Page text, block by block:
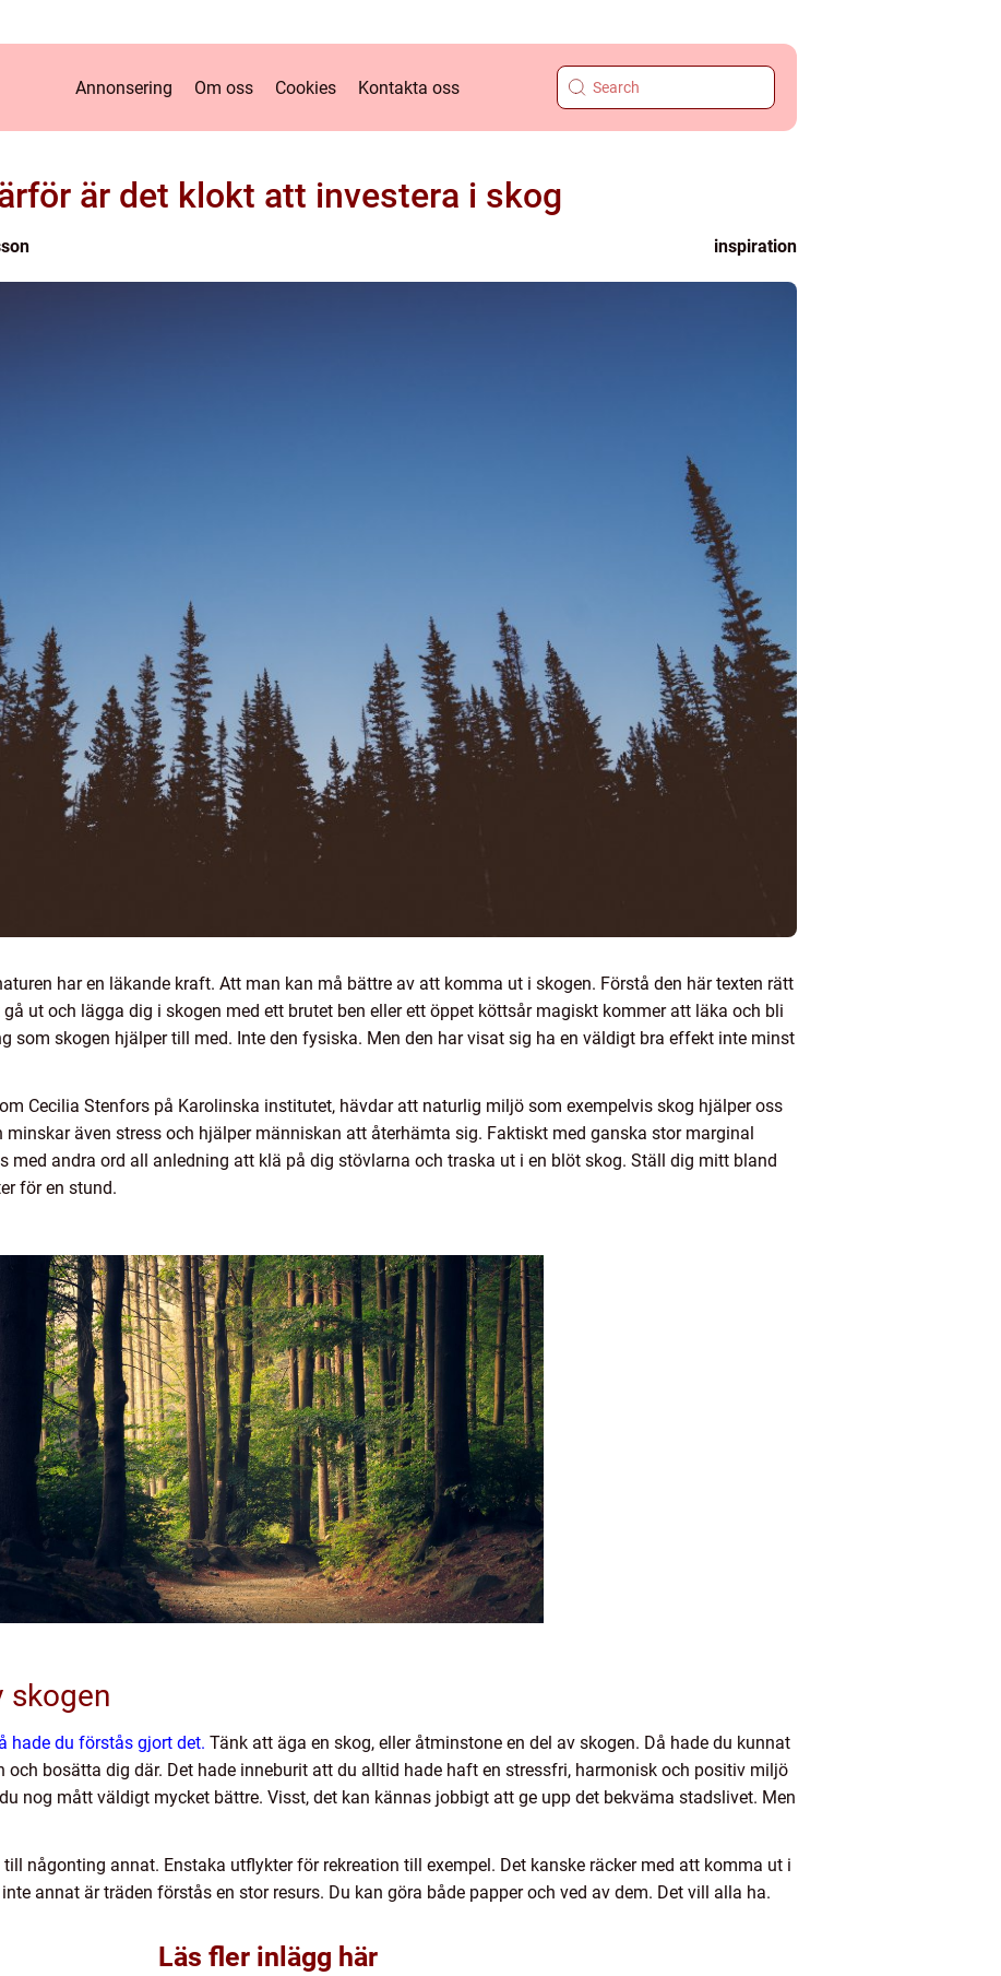
Annonsering Om oss Cookies Kontakta oss
är det klokt att investera i skog
inspiration
har en läkande kraft. Att man kan må bättre av att komma ut i skogen. Förstå den här texten rätt
ut och lägga dig i skogen med ett brutet ben eller ett öppet köttsår magiskt kommer att läka och bli
som skogen hjälper till med. Inte den fysiska. Men den har visat sig ha en väldigt bra effekt inte minst
Cecilia Stenfors på Karolinska institutet, hävdar att naturlig miljö som exempelvis skog hjälper oss
även stress och hjälper människan att återhämta sig. Faktiskt med ganska stor marginal
med andra ord all anledning att klä på dig stövlarna och traska ut i en blöt skog. Ställ dig mitt bland
för en stund.
skogen
hade du förstås gjort det. Tänk att äga en skog, eller åtminstone en del av skogen. Då hade du kunnat
och bosätta dig där. Det hade inneburit att du alltid hade haft en stressfri, harmonisk och positiv miljö
nog mått väldigt mycket bättre. Visst, det kan kännas jobbigt att ge upp det bekväma stadslivet. Men
någonting annat. Enstaka utflykter för rekreation till exempel. Det kanske räcker med att komma ut i
annat är träden förstås en stor resurs. Du kan göra både papper och ved av dem. Det vill alla ha.
Läs fler inlägg här